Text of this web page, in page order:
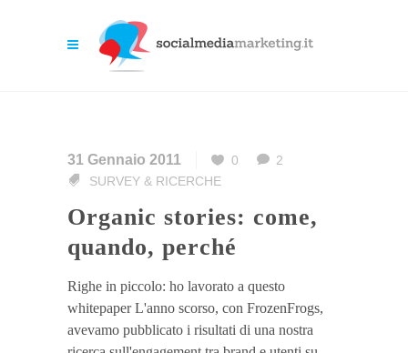
31 Gennaio 2011 0
2
SURVEY & RICERCHE
Organic stories: come,
quando, perché
Righe in piccolo: ho lavorato a questo
whitepaper L'anno scorso, con FrozenFrogs,
avevamo pubblicato i risultati di una nostra